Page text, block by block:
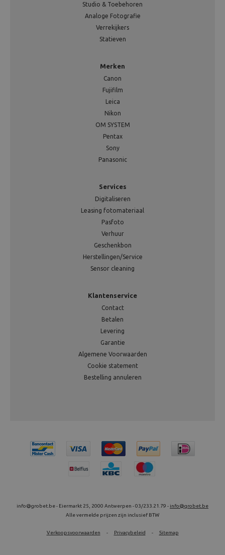
Studio & Toebehoren
Analoge Fotografie
Verrekijkers
Statieven
Merken
Canon
Fujifilm
Leica
Nikon
OM SYSTEM
Pentax
Sony
Panasonic
Services
Digitaliseren
Leasing fotomateriaal
Pasfoto
Verhuur
Geschenkbon
Herstellingen/Service
Sensor cleaning
Klantenservice
Contact
Betalen
Levering
Garantie
Algemene Voorwaarden
Cookie statement
Bestelling annuleren
info@grobet.be - Eiermarkt 25, 2000 Antwerpen - 03/233.21.79 - info@grobet.be
Alle vermelde prijzen zijn inclusief BTW
Verkoopsvoorwaarden - Privacybeleid - Sitemap